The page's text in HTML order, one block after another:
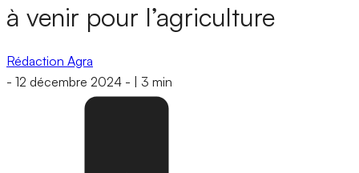
à venir pour l’agriculture
Rédaction Agra
- 12 décembre 2024 - 3 min